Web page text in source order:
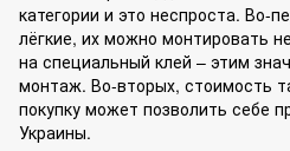
категории и это неспроста. Во-
лёгкие, их можно монтировать
на специальный клей – этим
монтаж. Во-вторых, стоимость
покупку может позволить себе
Украины.